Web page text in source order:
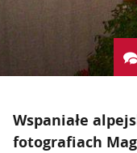
Wspaniałe
fotografiach